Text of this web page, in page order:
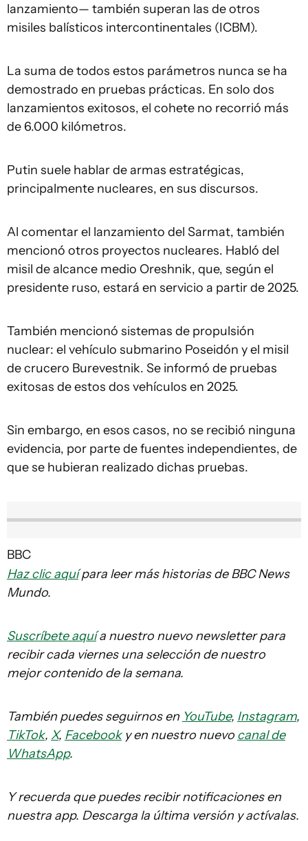
lanzamiento— también superan las de otros
misiles balísticos intercontinentales (ICBM).
La suma de todos estos parámetros nunca se ha
demostrado en pruebas prácticas. En solo dos
lanzamientos exitosos, el cohete no recorrió más
de 6.000 kilómetros.
Putin suele hablar de armas estratégicas,
principalmente nucleares, en sus discursos.
Al comentar el lanzamiento del Sarmat, también
mencionó otros proyectos nucleares. Habló del
misil de alcance medio Oreshnik, que, según el
presidente ruso, estará en servicio a partir de 2025.
También mencionó sistemas de propulsión
nuclear: el vehículo submarino Poseidón y el misil
de crucero Burevestnik. Se informó de pruebas
exitosas de estos dos vehículos en 2025.
Sin embargo, en esos casos, no se recibió ninguna
evidencia, por parte de fuentes independientes, de
que se hubieran realizado dichas pruebas.
BBC
Haz clic aquípara leer más historias de BBC News
Mundo.
Suscríbete aquía nuestro nuevo newsletter para
recibir cada viernes una selección de nuestro
mejor contenido de la semana.
También puedes seguirnos en YouTube, Instagram,
TikTok, X, Facebooky en nuestro nuevo canal de
WhatsApp.
Y recuerda que puedes recibir notificaciones en
nuestra app. Descarga la última versión y actívalas.